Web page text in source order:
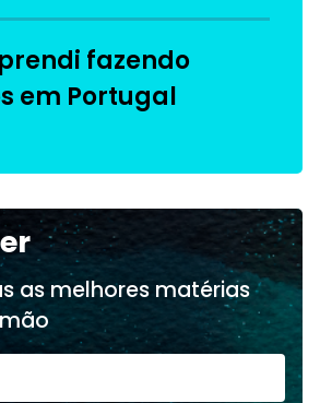
fazendo
em Portugal
as melhores matérias